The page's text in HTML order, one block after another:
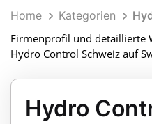
Home Kategorien
Firmenprofil und detaillierte
Hydro Control Schweiz auf
Hydro